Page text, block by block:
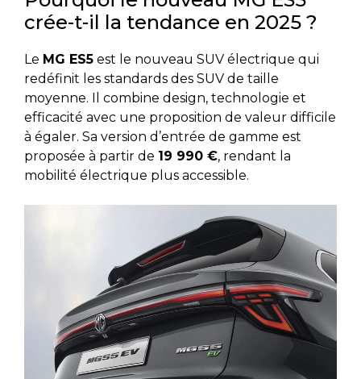
crée-t-il la tendance en 2025 ?
Le MG ES5 est le nouveau SUV électrique qui
redéfinit les standards des SUV de taille
moyenne. Il combine design, technologie et
efficacité avec une proposition de valeur difficile
à égaler. Sa version d’entrée de gamme est
proposée à partir de 19 990 €, rendant la
mobilité électrique plus accessible.